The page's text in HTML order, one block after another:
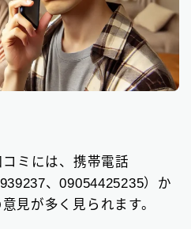
ミには、携帯電話
、09054425235）か
見が多く見られます。